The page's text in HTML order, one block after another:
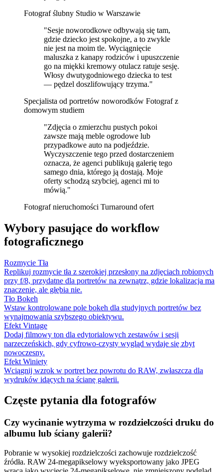
Fotograf ślubny Studio w Warszawie
"Sesje noworodkowe odbywają się tam,
gdzie dziecko jest spokojne, a to zwykle
nie jest na moim tle. Wyciągnięcie
maluszka z kanapy rodziców i upuszczenie
go na miękki kremowy otulacz ratuje sesję.
Włosy dwutygodniowego dziecka to test
— pędzel doszlifowujący trzyma."
Specjalista od portretów noworodków Fotograf z
domowym studiem
"Zdjęcia o zmierzchu pustych pokoi
zawsze mają meble ogrodowe lub
przypadkowe auto na podjeździe.
Wyczyszczenie tego przed dostarczeniem
oznacza, że agenci publikują galerię tego
samego dnia, którego ją dostają. Moje
oferty schodzą szybciej, agenci mi to
mówią."
Fotograf nieruchomości Turnaround ofert
Wybory pasujące do workflow
fotograficznego
Rozmycie Tła
Replikuj rozmycie tła z szerokiej przesłony na zdjęciach robionych
przy f/8, przydatne dla portretów na zewnątrz, gdzie lokalizacja ma
znaczenie, ale głębia nie.
Tło Bokeh
Wstaw kontrolowane pole bokeh dla studyjnych portretów bez
wynajmowania szybszego obiektywu.
Efekt Vintage
Dodaj filmowy ton dla edytorialowych zestawów i sesji
narzeczeńskich, gdy cyfrowo-czysty wygląd wydaje się zbyt
nowoczesny.
Efekt Winiety
Wciągnij wzrok w portret bez powrotu do RAW, zwłaszcza dla
wydruków idących na ścianę galerii.
Częste pytania dla fotografów
Czy wycinanie wytrzyma w rozdzielczości druku do
albumu lub ściany galerii?
Pobranie w wysokiej rozdzielczości zachowuje rozdzielczość
źródła. RAW 24-megapikselowy wyeksportowany jako JPEG